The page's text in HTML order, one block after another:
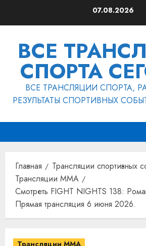
07.08.2026
ВСЕ
СПОРТА
ВСЕ ТРАНСЛЯЦИИ СПОРТА,
РЕЗУЛЬТАТЫ СПОРТИВНЫХ
Главная
Трансляции спортивных
Трансляции MMA
Смотреть FIGHT NIGHTS 138:
Прямая трансляция 6 июня 2026.
Трансляции MMA